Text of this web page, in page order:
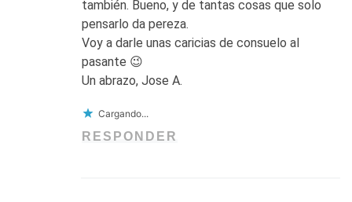
también. Bueno, y de tantas cosas que solo
pensarlo da pereza.
Voy a darle unas caricias de consuelo al
pasante 😉
Un abrazo, Jose A.
Cargando...
RESPONDER